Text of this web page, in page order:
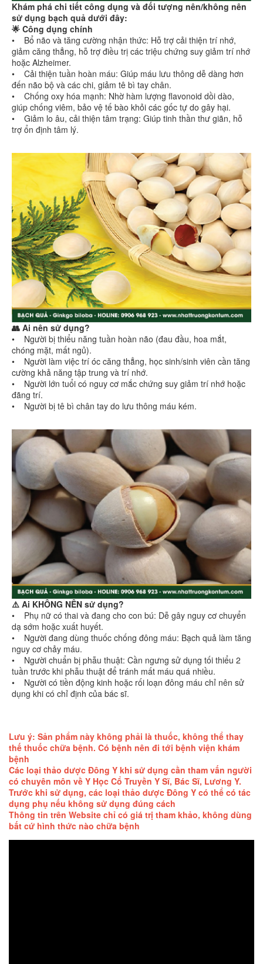
Khám phá chi tiết công dụng và đối tượng nên/không nên
sử dụng bạch quả dưới đây:
🌟 Công dụng chính
• Bổ não và tăng cường nhận thức: Hỗ trợ cải thiện trí nhớ,
giảm căng thẳng, hỗ trợ điều trị các triệu chứng suy giảm trí nhớ
hoặc Alzheimer.
• Cải thiện tuần hoàn máu: Giúp máu lưu thông dễ dàng hơn
đến não bộ và các chi, giảm tê bì tay chân.
• Chống oxy hóa mạnh: Nhờ hàm lượng flavonoid dồi dào,
giúp chống viêm, bảo vệ tế bào khỏi các gốc tự do gây hại.
• Giảm lo âu, cải thiện tâm trạng: Giúp tinh thần thư giãn, hỗ
trợ ổn định tâm lý.
👥 Ai nên sử dụng?
• Người bị thiểu năng tuần hoàn não (đau đầu, hoa mắt,
chóng mặt, mất ngủ).
• Người làm việc trí óc căng thẳng, học sinh/sinh viên cần tăng
cường khả năng tập trung và trí nhớ.
• Người lớn tuổi có nguy cơ mắc chứng suy giảm trí nhớ hoặc
đãng trí.
• Người bị tê bì chân tay do lưu thông máu kém.
⚠️ Ai KHÔNG NÊN sử dụng?
• Phụ nữ có thai và đang cho con bú: Dễ gây nguy cơ chuyển
dạ sớm hoặc xuất huyết.
• Người đang dùng thuốc chống đông máu: Bạch quả làm tăng
nguy cơ chảy máu.
• Người chuẩn bị phẫu thuật: Cần ngưng sử dụng tối thiểu 2
tuần trước khi phẫu thuật để tránh mất máu quá nhiều.
• Người có tiền động kinh hoặc rối loạn đông máu chỉ nên sử
dụng khi có chỉ định của bác sĩ.
Lưu ý: Sản phẩm này không phải là thuốc, không thể thay
thế thuốc chữa bệnh. Có bệnh nên đi tới bệnh viện khám
bệnh
Các loại thảo dược Đông Y khi sử dụng cần tham vấn người
có chuyên môn về Y Học Cổ Truyền Y Sĩ, Bác Sĩ, Lương Y.
Trước khi sử dụng, các loại thảo dược Đông Y có thể có tác
dụng phụ nếu không sử dụng đúng cách
Thông tin trên Website chỉ có giá trị tham khảo, không dùng
bất cứ hình thức nào chữa bệnh